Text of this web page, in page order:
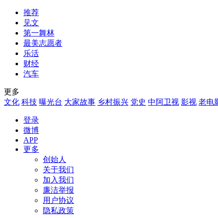
推荐
见文
第一舞林
最美志愿者
乐活
财经
汽车
更多
文化 科技 曝光台 大家故事 乡村振兴 党史 中阿卫视 影视 老电
登录
微博
APP
更多
创始人
关于我们
加入我们
廉洁举报
用户协议
隐私政策